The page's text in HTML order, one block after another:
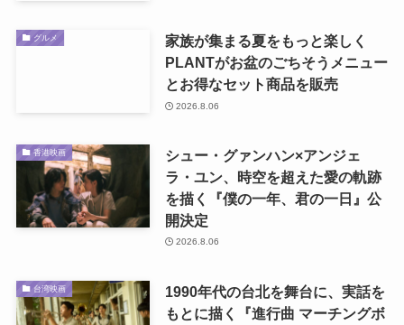
グルメ
家族が集まる夏をもっと楽しく
PLANTがお盆のごちそうメニュー
とお得なセット商品を販売
2026.8.06
香港映画
シュー・グァンハン×アンジェ
ラ・ユン、時空を超えた愛の軌跡
を描く『僕の一年、君の一日』公
開決定
2026.8.06
台湾映画
1990年代の台北を舞台に、実話を
もとに描く『進行曲 マーチングボ